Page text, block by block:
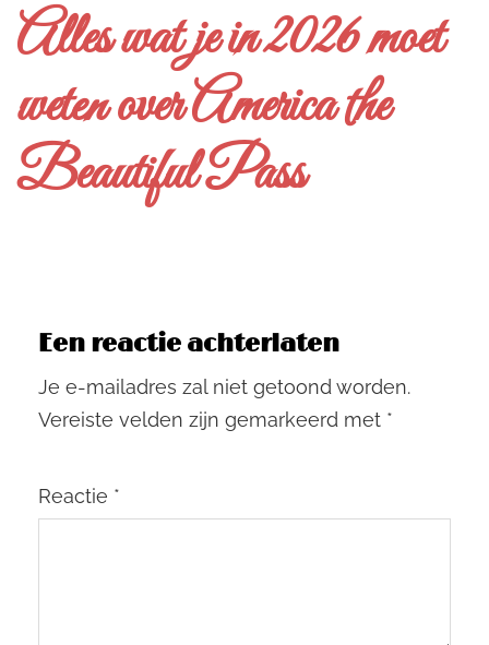
Alles wat je in 2026 moet
weten over America the
Beautiful Pass
Een reactie achterlaten
Je e-mailadres zal niet getoond worden.
Vereiste velden zijn gemarkeerd met *
Reactie *